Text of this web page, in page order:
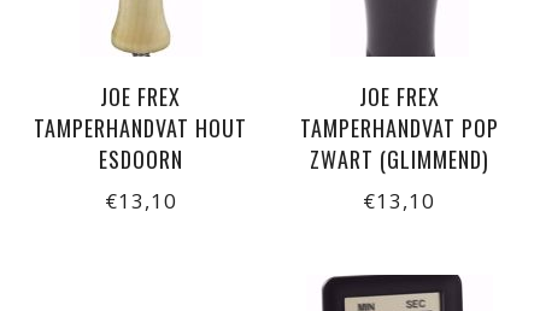
JOE FREX
TAMPERHANDVAT HOUT
ESDOORN
€13,10
JOE FREX
TAMPERHANDVAT POP
ZWART (GLIMMEND)
€13,10